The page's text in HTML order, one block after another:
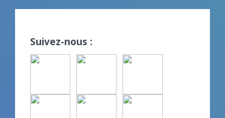
Suivez-nous :